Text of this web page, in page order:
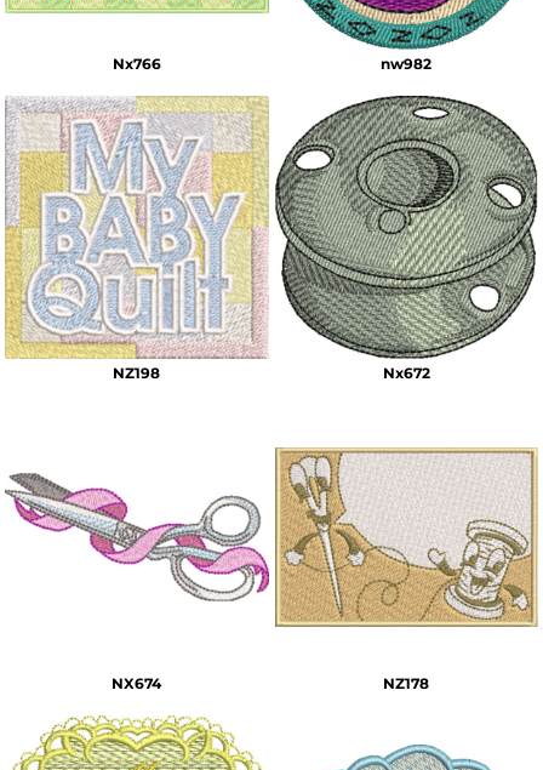
Nx766 nw982
NZ198 Nx672
NX674 NZ178